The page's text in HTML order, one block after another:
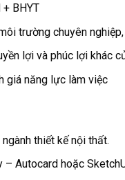
BHYT
trường chuyên
lợi và phúc lợi khác
giá năng lực làm việc
thiết kế nội thất.
– Autocard hoặc